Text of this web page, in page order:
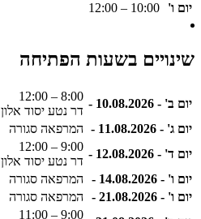
יום ו'
10:00 – 12:00
שינויים בשעות הפתיחה
יום ב' - 10.08.2026 -
8:00 – 12:00
דר נטע יסוד אלון
יום ג' - 11.08.2026 -
המרפאה סגורה
יום ד' - 12.08.2026 -
9:00 – 12:00
דר נטע יסוד אלון
יום ו' - 14.08.2026 -
המרפאה סגורה
יום ו' - 21.08.2026 -
המרפאה סגורה
9:00 – 11:00